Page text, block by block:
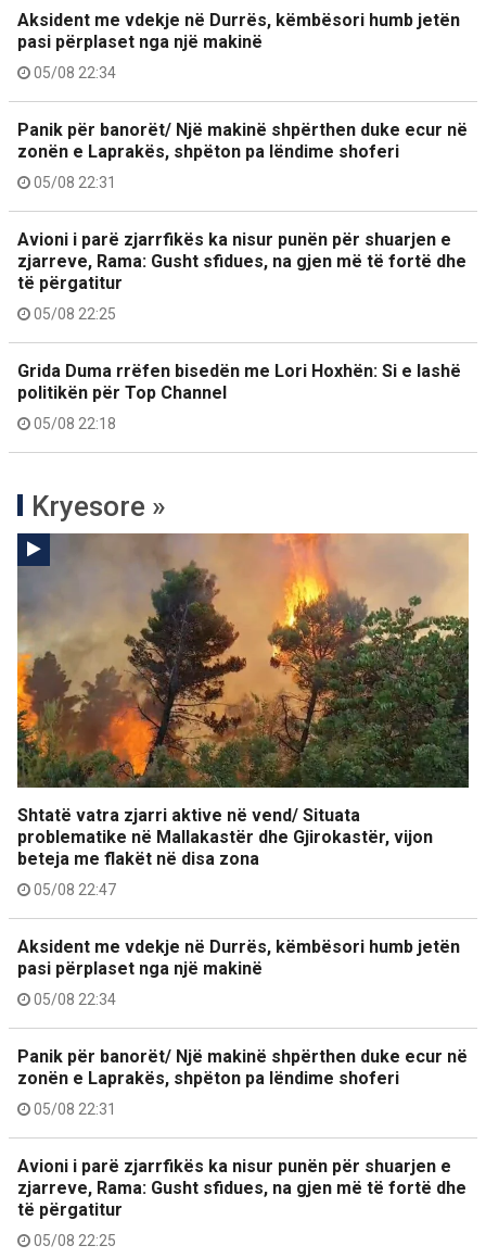
Aksident me vdekje në Durrës, këmbësori humb jetën
pasi përplaset nga një makinë
05/08 22:34
Panik për banorët/ Një makinë shpërthen duke ecur në
zonën e Laprakës, shpëton pa lëndime shoferi
05/08 22:31
Avioni i parë zjarrfikës ka nisur punën për shuarjen e
zjarreve, Rama: Gusht sfidues, na gjen më të fortë dhe
të përgatitur
05/08 22:25
Grida Duma rrëfen bisedën me Lori Hoxhën: Si e lashë
politikën për Top Channel
05/08 22:18
Kryesore »
Shtatë vatra zjarri aktive në vend/ Situata
problematike në Mallakastër dhe Gjirokastër, vijon
beteja me flakët në disa zona
05/08 22:47
Aksident me vdekje në Durrës, këmbësori humb jetën
pasi përplaset nga një makinë
05/08 22:34
Panik për banorët/ Një makinë shpërthen duke ecur në
zonën e Laprakës, shpëton pa lëndime shoferi
05/08 22:31
Avioni i parë zjarrfikës ka nisur punën për shuarjen e
zjarreve, Rama: Gusht sfidues, na gjen më të fortë dhe
të përgatitur
05/08 22:25